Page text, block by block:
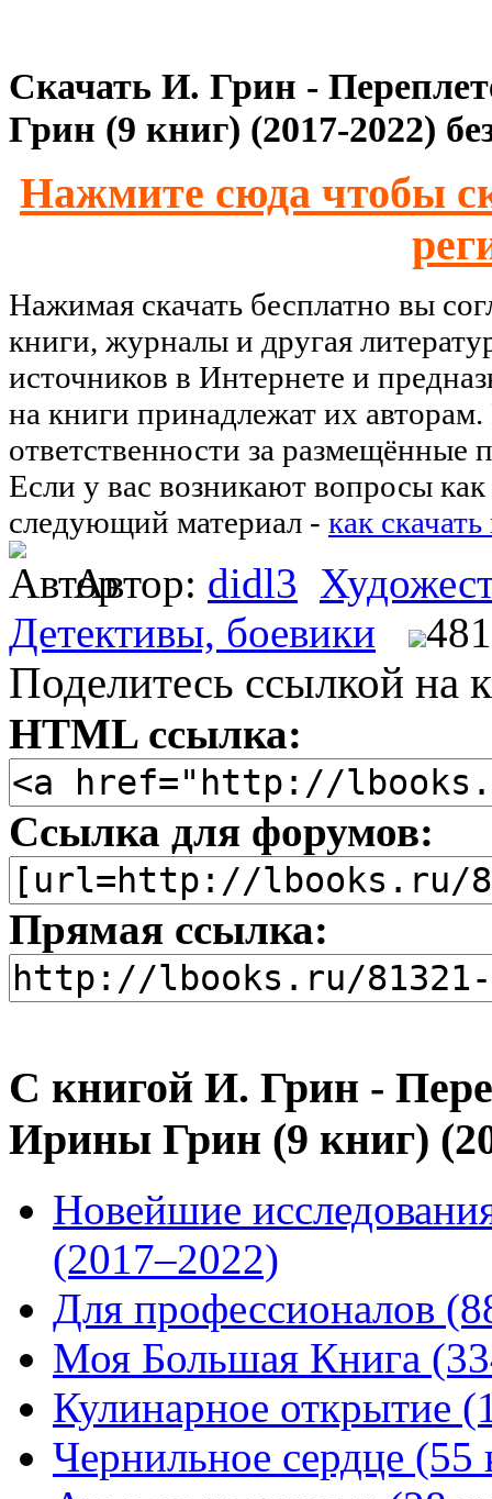
Скачать И. Грин -
Грин (9 книг) (2017-2022)
Нажмите сюда чтобы
Нажимая скачать бесплатно вы
книги, журналы и другая
источников в Интернете и
на книги принадлежат их
ответственности за размещённые
Если у вас возникают вопросы как
следующий материал - как
Автор: didl3
Детективы, боевики
481
Поделитесь ссылкой на
HTML ссылка:
Ссылка для форумов:
Прямая ссылка:
С книгой И. Грин -
Ирины Грин (9 книг)
Новейшие
(2017–2022)
Для профессионалов
Моя Большая Книга
Кулинарное открытие
Чернильное сердце